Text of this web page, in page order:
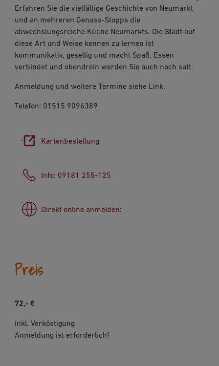
E-Mail
Erfahren Sie die vielfältige Geschichte von Neumarkt
und an mehreren Genuss-Stopps die
abwechslungsreiche Küche Neumarkts. Die Stadt auf
diese Art und Weise kennen zu lernen ist
kommunikativ, gesellig und macht Spaß. Essen
verbindet und obendrein werden Sie auch noch satt.
Anmeldung und weitere Termine siehe Link.
Telefon: 01515 9096389
Kartenbestellung
Info: 09181 255-125
Direkt online anmelden:
Preis
72,- €
inkl. Verköstigung
Anmeldung ist erforderlich!